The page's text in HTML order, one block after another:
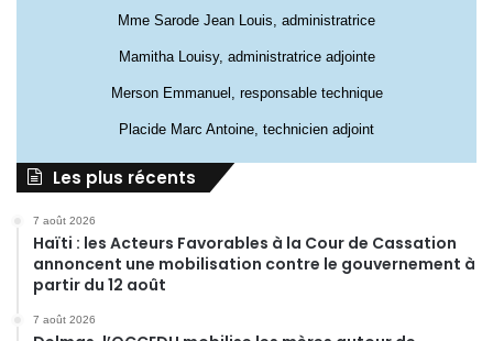
Mme Sarode Jean Louis, administratrice
Mamitha Louisy, administratrice adjointe
Merson Emmanuel, responsable technique
Placide Marc Antoine, technicien adjoint
Les plus récents
7 août 2026
Haïti : les Acteurs Favorables à la Cour de Cassation
annoncent une mobilisation contre le gouvernement à
partir du 12 août
7 août 2026